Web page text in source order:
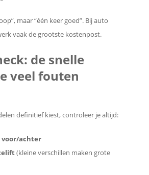
maar “één keer goed”. Bij auto
vaak de grootste kostenpost.
de snelle
veel fouten
definitief kiest, controleer je altijd:
voor/achter
(kleine verschillen maken grote